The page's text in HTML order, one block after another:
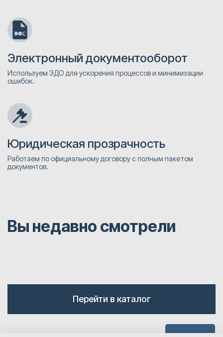
Электронный документооборот
Используем ЭДО для ускорения процессов и минимизации
ошибок.
Юридическая прозрачность
Работаем по официальному договору с полным пакетом
документов.
Вы недавно смотрели
Перейти в каталог